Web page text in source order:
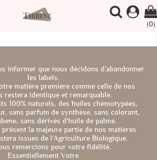
(0)
informer que nous décidons d’abandonner
les labels.
matière première comme celle de nos
restera identique et remarquable.
100% naturels, des huiles chémotypées,
sans parfum de synthèse, sans colorant,
sans dérivés d'huile de palme.
présent la majeure partie de nos matières
issues de l'Agriculture Biologique.
remercions pour votre fidélité.
Essentiellement Votre